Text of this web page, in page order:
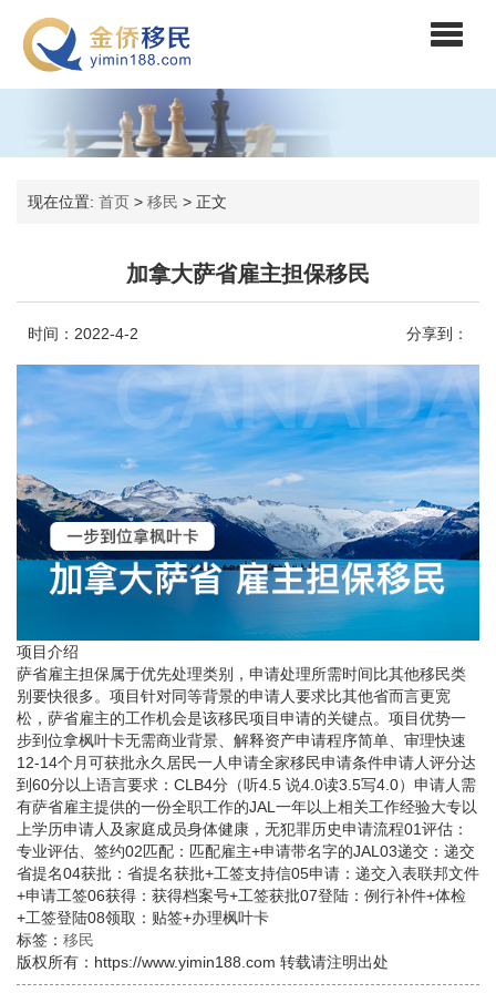
现在位置: 首页 > 移民 > 正文
加拿大萨省雇主担保移民
时间：2022-4-2 分享到：
项目介绍
萨省雇主担保属于优先处理类别，申请处理所需时间比其他移民类
别要快很多。项目针对同等背景的申请人要求比其他省而言更宽
松，萨省雇主的工作机会是该移民项目申请的关键点。项目优势一
步到位拿枫叶卡无需商业背景、解释资产申请程序简单、审理快速
12-14个月可获批永久居民一人申请全家移民申请条件申请人评分达
到60分以上语言要求：CLB4分（听4.5 说4.0读3.5写4.0） 申请人需
有萨省雇主提供的一份全职工作的JAL一年以上相关工作经验大专以
上学历申请人及家庭成员身体健康，无犯罪历史申请流程01评估：
专业评估、签约02匹配：匹配雇主+申请带名字的JAL03递交：递交
省提名04获批：省提名获批+工签支持信05申请：递交入表联邦文件
+申请工签06获得：获得档案号+工签获批07登陆：例行补件+体检
+工签登陆08领取：贴签+办理枫叶卡
标签： 移民
版权所有：https://www.yimin188.com 转载请注明出处